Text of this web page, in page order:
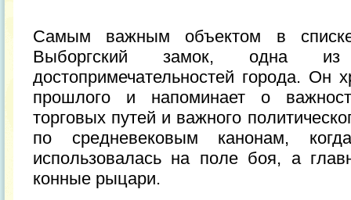
Самым важным объектом в
Выборгский замок, одна
достопримечательностей города. Он
прошлого и напоминает о
торговых путей и важного
по средневековым канонам,
использовалась на поле боя, а
конные рыцари.